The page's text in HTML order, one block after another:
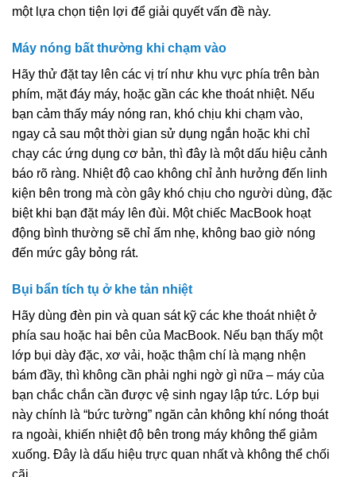
một lựa chọn tiện lợi để giải quyết vấn đề này.
Máy nóng bất thường khi chạm vào
Hãy thử đặt tay lên các vị trí như khu vực phía trên bàn
phím, mặt đáy máy, hoặc gần các khe thoát nhiệt. Nếu
bạn cảm thấy máy nóng ran, khó chịu khi chạm vào,
ngay cả sau một thời gian sử dụng ngắn hoặc khi chỉ
chạy các ứng dụng cơ bản, thì đây là một dấu hiệu cảnh
báo rõ ràng. Nhiệt độ cao không chỉ ảnh hưởng đến linh
kiện bên trong mà còn gây khó chịu cho người dùng, đặc
biệt khi bạn đặt máy lên đùi. Một chiếc MacBook hoạt
động bình thường sẽ chỉ ấm nhẹ, không bao giờ nóng
đến mức gây bỏng rát.
Bụi bẩn tích tụ ở khe tản nhiệt
Hãy dùng đèn pin và quan sát kỹ các khe thoát nhiệt ở
phía sau hoặc hai bên của MacBook. Nếu bạn thấy một
lớp bụi dày đặc, xơ vải, hoặc thậm chí là mạng nhện
bám đầy, thì không cần phải nghi ngờ gì nữa – máy của
bạn chắc chắn cần được vệ sinh ngay lập tức. Lớp bụi
này chính là “bức tường” ngăn cản không khí nóng thoát
ra ngoài, khiến nhiệt độ bên trong máy không thể giảm
xuống. Đây là dấu hiệu trực quan nhất và không thể chối
cãi.